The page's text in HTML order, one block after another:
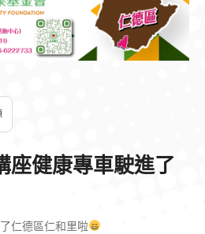
座健康專車駛進了
仁德區仁和里啦